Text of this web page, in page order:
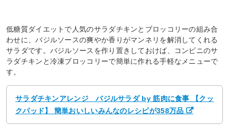
低糖質ダイエットで人気のサラダチキンとブロッコリーの組み合
わせに、バジルソースの爽やか香りがマンネリを解消してくれる
サラダです。バジルソースを作り置きしておけば、コンビニのサ
ラダチキンと冷凍ブロッコリーで簡単に作れる手軽なメニューで
す。
サラダチキンアレンジ バジルサラダ by 筋肉に食事 【クッ
クパッド】 簡単おいしいみんなのレシピが358万品